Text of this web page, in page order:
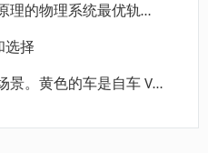
问题，向车辆模型输出
，实现安全高效的动态
其中，s为沿道路中心
横向偏移量；V e为自
理的物理系统最优轨迹
。在驾驶人-车辆-道路
为广义动力学，因为它们
。自动驾驶汽车动力学
选择
景。黄色的车是自车 V
面冲突的车 V j。 v